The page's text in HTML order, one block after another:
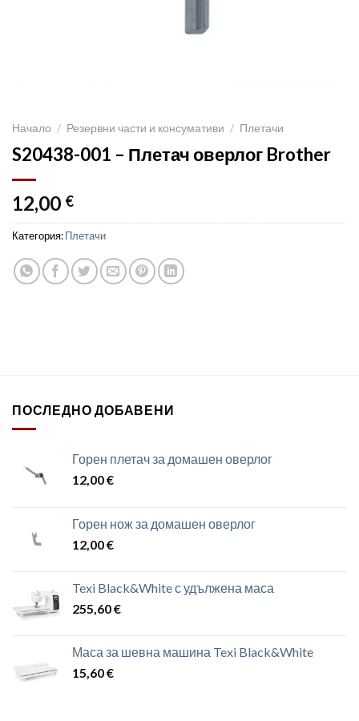
Начало / Резервни части и консумативи / Плетачи
S20438-001 – Плетач оверлог Brother
12,00 €
Категория:Плетачи
ПОСЛЕДНО ДОБАВЕНИ
Горен плетач за домашен оверлог
12,00€
Горен нож за домашен оверлог
12,00€
Texi Black&White с удължена маса
255,60€
Маса за шевна машина Texi Black&White
15,60€